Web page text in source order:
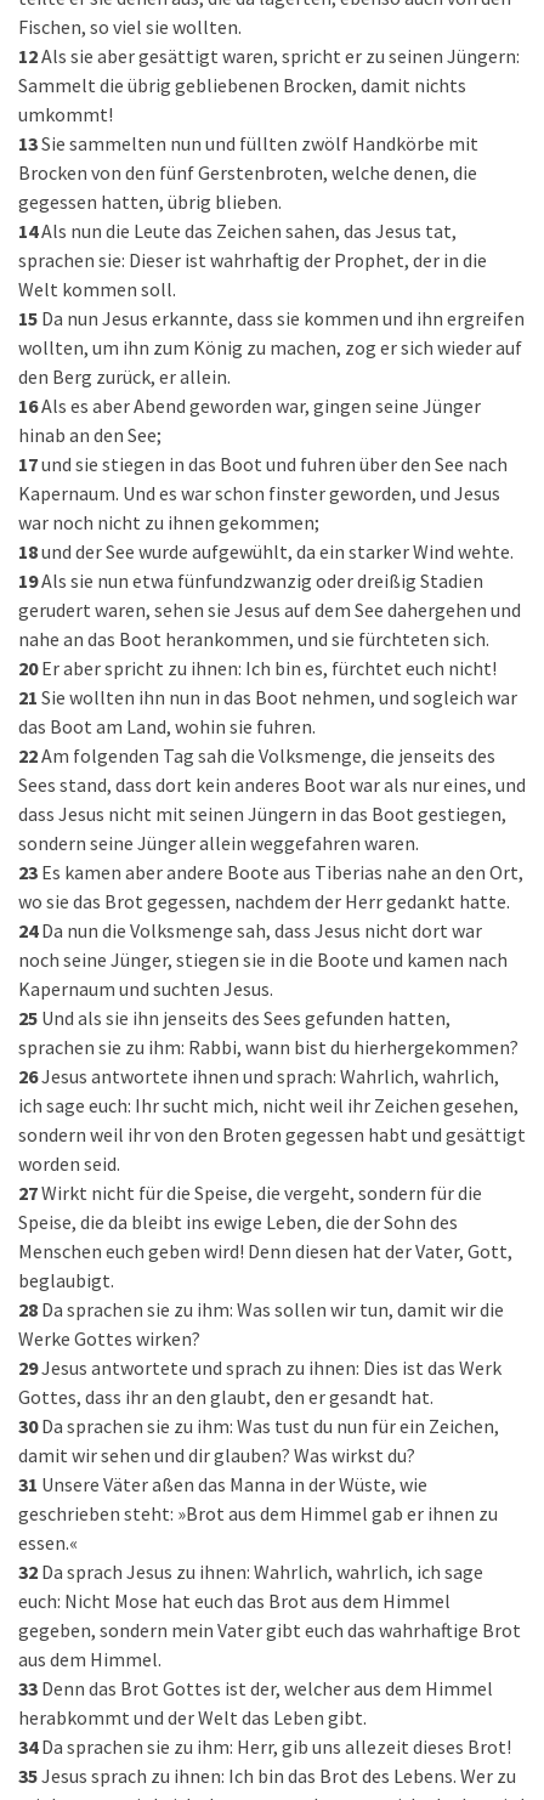
Fischen, so viel sie wollten.
12Als sie aber gesättigt waren, spricht er zu seinen Jüngern:
Sammelt die übrig gebliebenen Brocken, damit nichts
umkommt!
13Sie sammelten nun und füllten zwölf Handkörbe mit
Brocken von den fünf Gerstenbroten, welche denen, die
gegessen hatten, übrig blieben.
14Als nun die Leute das Zeichen sahen, das Jesus tat,
sprachen sie: Dieser ist wahrhaftig der Prophet, der in die
Welt kommen soll.
15 Da nun Jesus erkannte, dass sie kommen und ihn ergreifen
wollten, um ihn zum König zu machen, zog er sich wieder auf
den Berg zurück, er allein.
16Als es aber Abend geworden war, gingen seine Jünger
hinab an den See;
17und sie stiegen in das Boot und fuhren über den See nach
Kapernaum. Und es war schon finster geworden, und Jesus
war noch nicht zu ihnen gekommen;
18und der See wurde aufgewühlt, da ein starker Wind wehte.
19Als sie nun etwa fünfundzwanzig oder dreißig Stadien
gerudert waren, sehen sie Jesus auf dem See dahergehen und
nahe an das Boot herankommen, und sie fürchteten sich.
20 Er aber spricht zu ihnen: Ich bin es, fürchtet euch nicht!
21 Sie wollten ihn nun in das Boot nehmen, und sogleich war
das Boot am Land, wohin sie fuhren.
22Am folgenden Tag sah die Volksmenge, die jenseits des
Sees stand, dass dort kein anderes Boot war als nur eines, und
dass Jesus nicht mit seinen Jüngern in das Boot gestiegen,
sondern seine Jünger allein weggefahren waren.
23 Es kamen aber andere Boote aus Tiberias nahe an den Ort,
wo sie das Brot gegessen, nachdem der Herr gedankt hatte.
24 Da nun die Volksmenge sah, dass Jesus nicht dort war
noch seine Jünger, stiegen sie in die Boote und kamen nach
Kapernaum und suchten Jesus.
25 Und als sie ihn jenseits des Sees gefunden hatten,
sprachen sie zu ihm: Rabbi, wann bist du hierhergekommen?
26Jesus antwortete ihnen und sprach: Wahrlich, wahrlich,
ich sage euch: Ihr sucht mich, nicht weil ihr Zeichen gesehen,
sondern weil ihr von den Broten gegessen habt und gesättigt
worden seid.
27Wirkt nicht für die Speise, die vergeht, sondern für die
Speise, die da bleibt ins ewige Leben, die der Sohn des
Menschen euch geben wird! Denn diesen hat der Vater, Gott,
beglaubigt.
28 Da sprachen sie zu ihm: Was sollen wir tun, damit wir die
Werke Gottes wirken?
29Jesus antwortete und sprach zu ihnen: Dies ist das Werk
Gottes, dass ihr an den glaubt, den er gesandt hat.
30 Da sprachen sie zu ihm: Was tust du nun für ein Zeichen,
damit wir sehen und dir glauben? Was wirkst du?
31 Unsere Väter aßen das Manna in der Wüste, wie
geschrieben steht: »Brot aus dem Himmel gab er ihnen zu
essen.«
32 Da sprach Jesus zu ihnen: Wahrlich, wahrlich, ich sage
euch: Nicht Mose hat euch das Brot aus dem Himmel
gegeben, sondern mein Vater gibt euch das wahrhaftige Brot
aus dem Himmel.
33 Denn das Brot Gottes ist der, welcher aus dem Himmel
herabkommt und der Welt das Leben gibt.
34 Da sprachen sie zu ihm: Herr, gib uns allezeit dieses Brot!
35Jesus sprach zu ihnen: Ich bin das Brot des Lebens. Wer zu